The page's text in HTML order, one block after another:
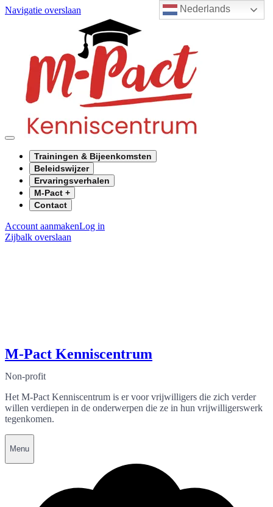
Nederlands
Navigatie overslaan
Trainingen & Bijeenkomsten
Beleidswijzer
Ervaringsverhalen
M-Pact +
Contact
Account aanmakenLog in
Zijbalk overslaan
M-Pact Kenniscentrum
Non-profit
Het M-Pact Kenniscentrum is er voor vrijwilligers die zich verder
willen verdiepen in de onderwerpen die ze in hun vrijwilligerswerk
tegenkomen.
Menu